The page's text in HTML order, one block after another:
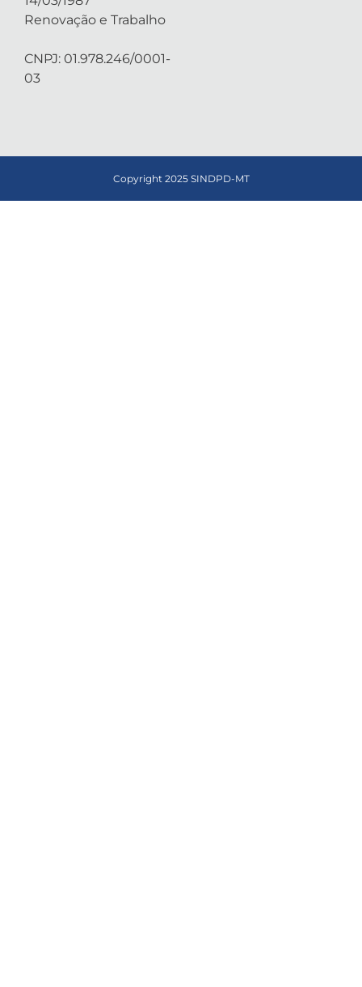
Renovação e Trabalho
CNPJ: 01.978.246/0001-
03
Copyright 2025 SINDPD-MT